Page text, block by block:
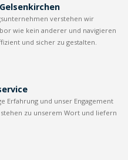
verstehen wir
wie kein anderer und navigieren
und sicher zu gestalten.
Erfahrung und unser Engagement
zu unserem Wort und liefern